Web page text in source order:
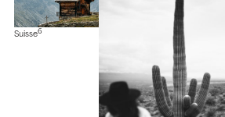
Suisse6